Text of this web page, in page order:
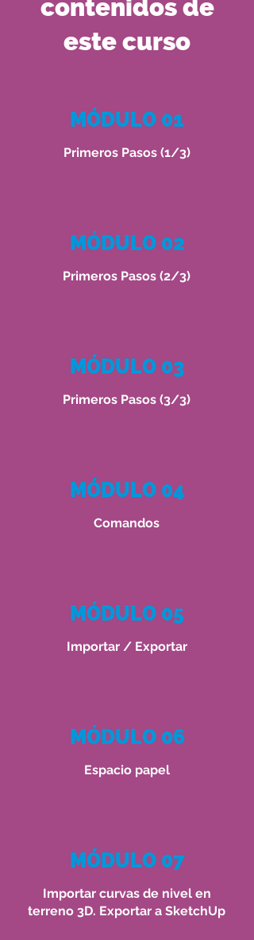
contenidos de
este curso
MÓDULO 01
Primeros Pasos (1/3)
MÓDULO 02
Primeros Pasos (2/3)
MÓDULO 03
Primeros Pasos (3/3)
MÓDULO 04
Comandos
MÓDULO 05
Importar / Exportar
MÓDULO 06
Espacio papel
MÓDULO 07
Importar curvas de nivel en
terreno 3D. Exportar a SketchUp